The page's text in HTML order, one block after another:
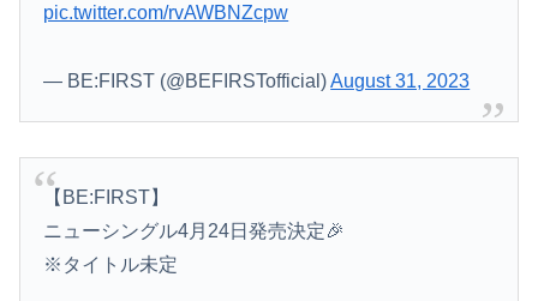
pic.twitter.com/rvAWBNZcpw
— BE:FIRST (@BEFIRSTofficial)August 31, 2023
【BE:FIRST】
ニューシングル4月24日発売決定🎉
※タイトル未定